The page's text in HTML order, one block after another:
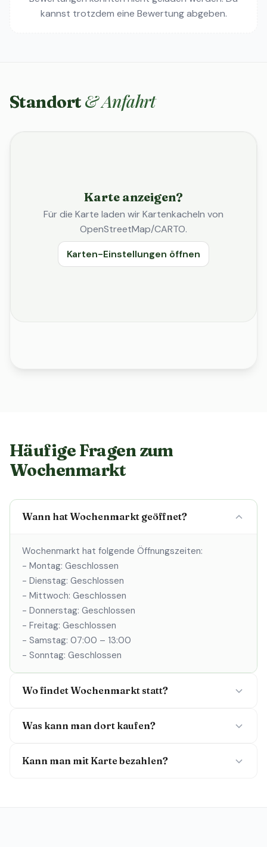
kannst trotzdem eine Bewertung abgeben.
Standort & Anfahrt
Karte anzeigen?
Für die Karte laden wir Kartenkacheln von
OpenStreetMap/CARTO.
Karten-Einstellungen öffnen
Häufige Fragen zum
Wochenmarkt
Wann hat Wochenmarkt geöffnet?
Wochenmarkt hat folgende Öffnungszeiten:
- Montag: Geschlossen
- Dienstag: Geschlossen
- Mittwoch: Geschlossen
- Donnerstag: Geschlossen
- Freitag: Geschlossen
- Samstag: 07:00 – 13:00
- Sonntag: Geschlossen
Wo findet Wochenmarkt statt?
Was kann man dort kaufen?
Kann man mit Karte bezahlen?